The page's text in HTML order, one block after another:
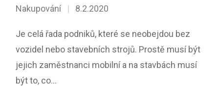
Nakupování | 8.2.2020
Je celá řada podniků, které se neobejdou bez
vozidel nebo stavebních strojů. Prostě musí být
jejich zaměstnanci mobilní a na stavbách musí
být to, co…